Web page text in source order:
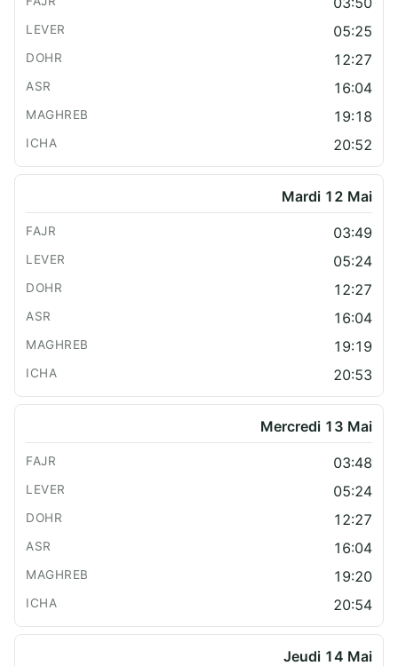
05:25
12:27
16:04
19:18
20:52
Mardi 12 Mai
03:49
05:24
12:27
16:04
19:19
20:53
Mercredi 13 Mai
03:48
05:24
12:27
16:04
19:20
20:54
Jeudi 14 Mai